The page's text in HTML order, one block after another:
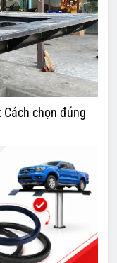
chọn đúng